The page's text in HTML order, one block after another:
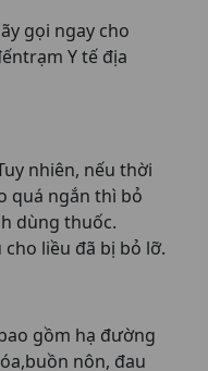
gọi ngay cho
Y tế địa
nhiên, nếu thời
quá ngắn thì bỏ
dùng thuốc.
liều đã bị bỏ lỡ.
gồm hạ đường
nôn, đau